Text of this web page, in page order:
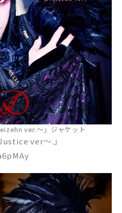
ver.～」ジャケット
ver～.」